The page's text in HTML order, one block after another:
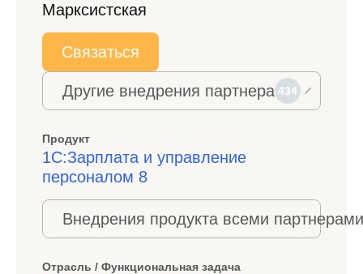
Марксистская
Связаться
Другие внедрения партнера 434
Продукт
1С:Зарплата и управление
персоналом 8
Внедрения продукта всеми
Отрасль / Функциональная задача